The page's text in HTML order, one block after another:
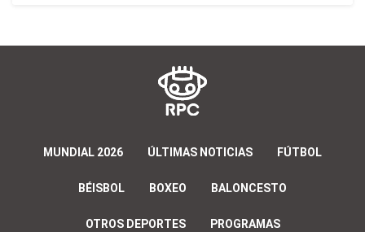
MUNDIAL 2026 ÚLTIMAS NOTICIAS FÚTBOL
BÉISBOL BOXEO BALONCESTO
OTROS DEPORTES PROGRAMAS